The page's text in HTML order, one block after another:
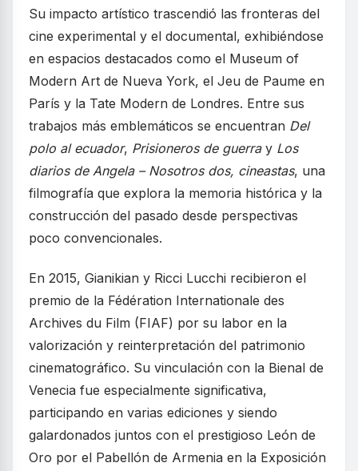
Su impacto artístico trascendió las fronteras del
cine experimental y el documental, exhibiéndose
en espacios destacados como el Museum of
Modern Art de Nueva York, el Jeu de Paume en
París y la Tate Modern de Londres. Entre sus
trabajos más emblemáticos se encuentran Del
polo al ecuador, Prisioneros de guerray Los
diarios de Angela – Nosotros dos, cineastas, una
filmografía que explora la memoria histórica y la
construcción del pasado desde perspectivas
poco convencionales.
En 2015, Gianikian y Ricci Lucchi recibieron el
premio de la Fédération Internationale des
Archives du Film (FIAF) por su labor en la
valorización y reinterpretación del patrimonio
cinematográfico. Su vinculación con la Bienal de
Venecia fue especialmente significativa,
participando en varias ediciones y siendo
galardonados juntos con el prestigioso León de
Oro por el Pabellón de Armenia en la Exposición